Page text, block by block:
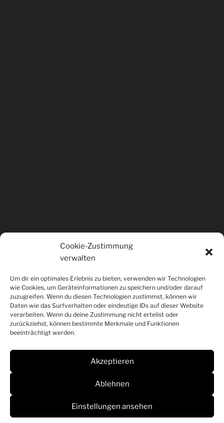
Cookie-Zustimmung
verwalten
Um dir ein optimales Erlebnis zu bieten, verwenden wir Technologien
wie Cookies, um Geräteinformationen zu speichern und/oder darauf
zuzugreifen. Wenn du diesen Technologien zustimmst, können wir
Daten wie das Surfverhalten oder eindeutige IDs auf dieser Website
verarbeiten. Wenn du deine Zustimmung nicht erteilst oder
zurückziehst, können bestimmte Merkmale und Funktionen
beeinträchtigt werden.
Akzeptieren
Ablehnen
Einstellungen ansehen